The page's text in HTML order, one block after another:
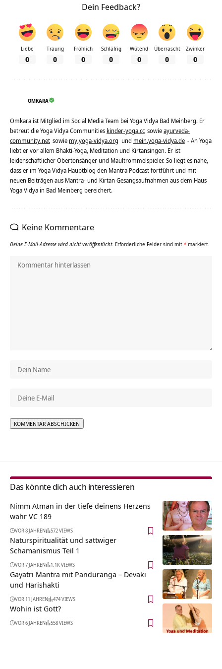
Dein Feedback?
Liebe
0
Traurig
0
Fröhlich
0
Schläfrig
0
Wütend
0
Überrascht
0
Zwinker
0
OMKARA
Omkara ist Mitglied im Social Media Team bei Yoga Vidya Bad Meinberg. Er
betreut die Yoga Vidya Communities kinder-yoga.cc sowieayurveda-
community.net sowie my.yoga-vidya.org und mein.yoga-vidya.de - An Yoga
liebt er vor allem Bhakti-Yoga, Meditation und Kirtansingen. Er ist
leidenschaftlicher Obertonsänger und Maultrommelspieler. So liegt es nahe,
dass er im Yoga Vidya Hauptblog den Mantra Podcast fortführt und mit
neuen Beiträgen aus Mantra- und Kirtan Gesangsaufnahmen aus dem Haus
Yoga Vidya in Bad Meinberg bereichert.
Keine Kommentare
Deine E-Mail-Adresse wird nicht veröffentlicht. Erforderliche Felder sind mit * markiert.
Das könnte dich auch interessieren
Nimm Atman in der tiefe deinens Herzens
wahr VC 189
VOR 8 JAHREN 572 VIEWS
Naturspiritualität und sattwiger
Schamanismus Teil 1
VOR 7 JAHREN 1.1K VIEWS
Gayatri Mantra mit Panduranga – Devaki
und Harishakti
VOR 11 JAHREN 474 VIEWS
Wohin ist Gott?
VOR 6 JAHREN 558 VIEWS